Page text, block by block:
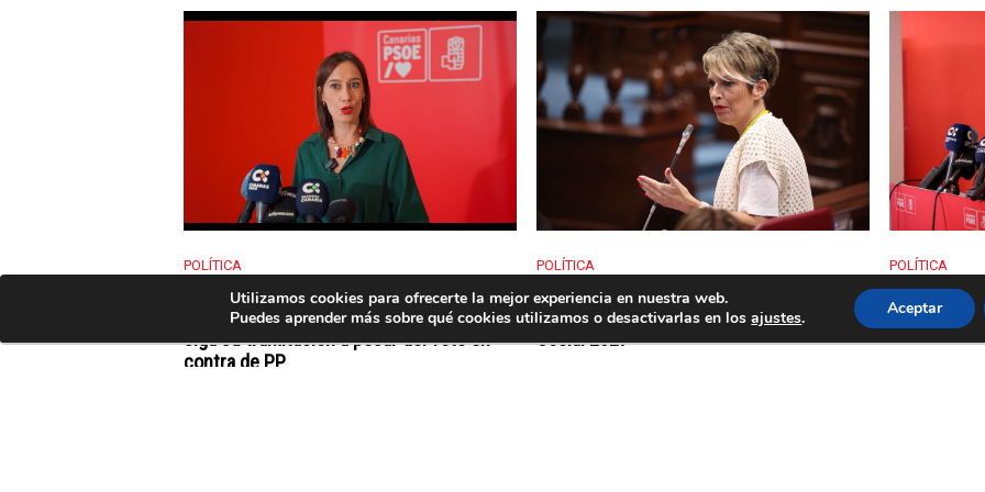
POLÍTICA
El PSOE celebra que la propuesta para
condonar a todos los canarios 3.259M€
siga su tramitación a pesar del voto en
contra de PP
POLÍTICA
El PSOE celebra la designación de
Canarias como Capital de la Economía
Social 2027
POLÍTICA
El PSOE
espalda a
Utilizamos cookies para ofrecerte la mejor experiencia en nuestra web.
Puedes aprender más sobre qué cookies utilizamos o desactivarlas en losajustes. Aceptar